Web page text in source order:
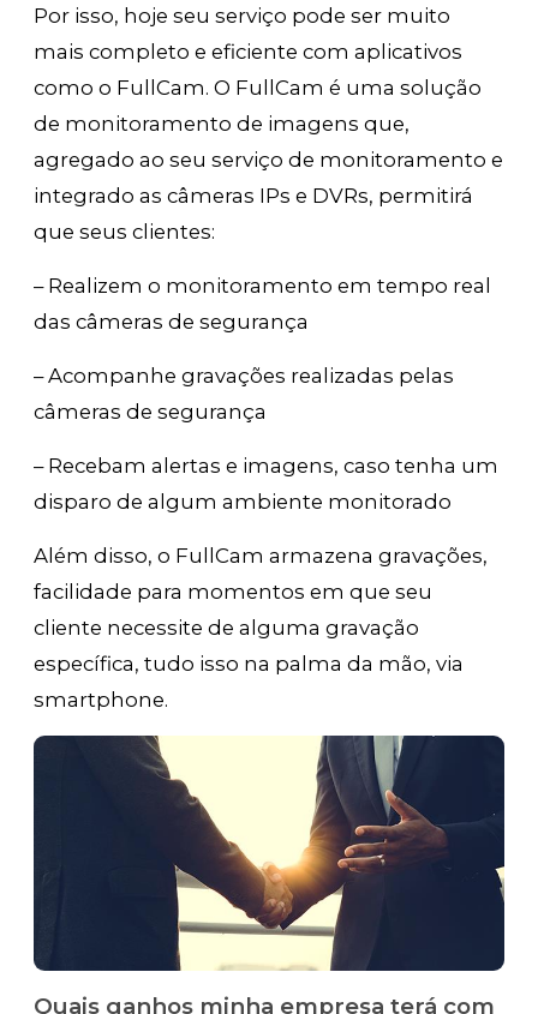
Por isso, hoje seu serviço pode ser muito
mais completo e eficiente com aplicativos
como o FullCam. O FullCam é uma solução
de monitoramento de imagens que,
agregado ao seu serviço de monitoramento e
integrado as câmeras IPs e DVRs, permitirá
que seus clientes:
– Realizem o monitoramento em tempo real
das câmeras de segurança
– Acompanhe gravações realizadas pelas
câmeras de segurança
– Recebam alertas e imagens, caso tenha um
disparo de algum ambiente monitorado
Além disso, o FullCam armazena gravações,
facilidade para momentos em que seu
cliente necessite de alguma gravação
específica, tudo isso na palma da mão, via
smartphone.
Quais ganhos minha empresa terá com